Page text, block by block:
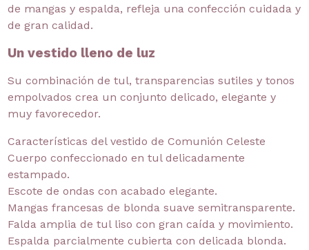
de mangas y espalda, refleja una confección cuidada y
de gran calidad.
Un vestido lleno de luz
Su combinación de tul, transparencias sutiles y tonos
empolvados crea un conjunto delicado, elegante y
muy favorecedor.
Características del vestido de Comunión Celeste
Cuerpo confeccionado en tul delicadamente
estampado.
Escote de ondas con acabado elegante.
Mangas francesas de blonda suave semitransparente.
Falda amplia de tul liso con gran caída y movimiento.
Espalda parcialmente cubierta con delicada blonda.